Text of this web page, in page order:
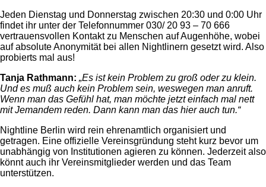
Jeden Dienstag und Donnerstag zwischen 20:30 und 0:00 Uhr
findet ihr unter der Telefonnummer 030/ 20 93 – 70 666
vertrauensvollen Kontakt zu Menschen auf Augenhöhe, wobei
auf absolute Anonymität bei allen Nightlinern gesetzt wird. Also
probierts mal aus!
Tanja Rathmann: „Es ist kein Problem zu groß oder zu klein.
Und es muß auch kein Problem sein, weswegen man anruft.
Wenn man das Gefühl hat, man möchte jetzt einfach mal nett
mit Jemandem reden. Dann kann man das hier auch tun.“
Nightline Berlin wird rein ehrenamtlich organisiert und
getragen. Eine offizielle Vereinsgründung steht kurz bevor um
unabhängig von Institutionen agieren zu können. Jederzeit also
könnt auch ihr Vereinsmitglieder werden und das Team
unterstützen.